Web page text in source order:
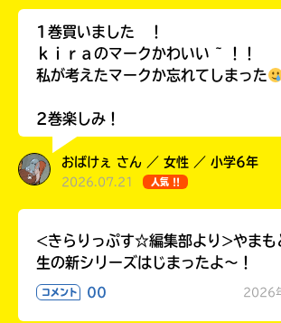
1巻買いました ！
ｋｉｒａのマークかわいい ~ ！！
私が考えたマークか忘れてしまった
2巻楽しみ！
おばけぇ さん ／ 女性 ／ 小学6年
2026.07.21 人気 !!
<きらりっぷす☆編集部より>やまも
生の新シリーズはじまったよ～！
コメント 00 2026